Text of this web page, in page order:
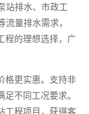
站排水、市政工
量排水需求，
程的理想选择，广
格更实惠。支持非
不同工况要求。
工程项目，获得客